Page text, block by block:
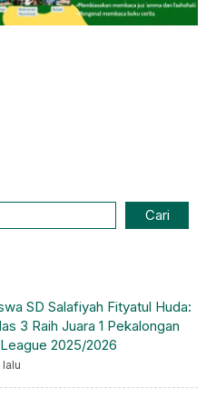
Cari
SD Salafiyah Fityatul Huda:
3 Raih Juara 1 Pekalongan
2025/2026